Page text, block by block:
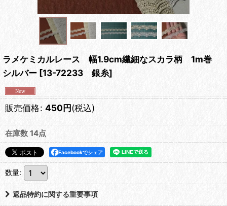
ラメケミカルレース 幅1.9cm繊細なスカラ柄 1m巻
シルバー [13-72233 銀糸]
販売価格: 450円(税込)
在庫数 14点
Facebookでシェア
数量:
返品特約に関する重要事項